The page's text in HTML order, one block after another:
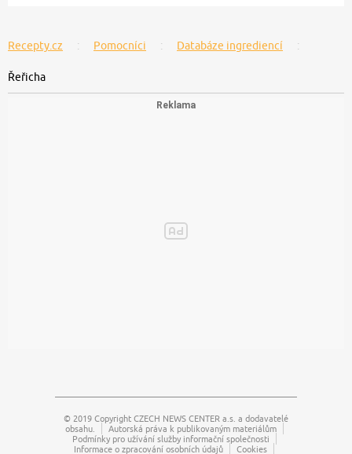
Recepty.cz Pomocníci Databáze ingrediencí
Řeřicha
© 2019 Copyright CZECH NEWS CENTER a.s. a dodavatelé
obsahu.
Autorská práva k publikovaným materiálům
Podmínky pro užívání služby informační společnosti
Informace o zpracování osobních údajů
Cookies